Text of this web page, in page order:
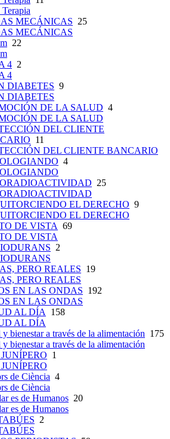
MECÁNICAS 25
MECÁNICAS
22
4 2
4
DIABETES 9
DIABETES
DE LA SALUD 4
DE LA SALUD
DEL CLIENTE
11
DEL CLIENTE BANCARIO
4
25
EL DERECHO 9
EL DERECHO
DE VISTA 69
DE VISTA
2
PERO REALES 19
PERO REALES
EN LAS ONDAS 192
EN LAS ONDAS
AL DÍA
158
AL DÍA
y bienestar a través de la alimentación 175
y bienestar a través de la alimentación
1
de Ciència 4
de Ciència
es de Humanos 20
es de Humanos
2